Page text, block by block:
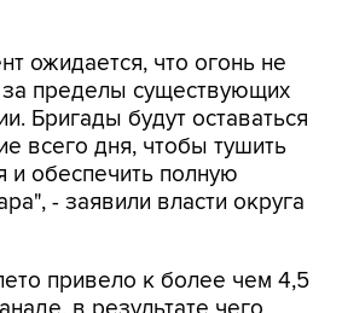
ожидается, что огонь не
за пределы существующих
Бригады будут оставаться
всего дня, чтобы тушить
и обеспечить полную
- заявили власти округа
привело к более чем 4,5